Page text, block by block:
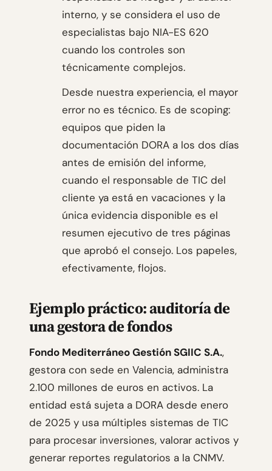
interno, y se considera el uso de
especialistas bajo NIA-ES 620
cuando los controles son
técnicamente complejos.
Desde nuestra experiencia, el mayor
error no es técnico. Es de scoping:
equipos que piden la
documentación DORA a los dos días
antes de emisión del informe,
cuando el responsable de TIC del
cliente ya está en vacaciones y la
única evidencia disponible es el
resumen ejecutivo de tres páginas
que aprobó el consejo. Los papeles,
efectivamente, flojos.
Ejemplo práctico: auditoría de
una gestora de fondos
Fondo Mediterráneo Gestión SGIIC S.A.,
gestora con sede en Valencia, administra
2.100 millones de euros en activos. La
entidad está sujeta a DORA desde enero
de 2025 y usa múltiples sistemas de TIC
para procesar inversiones, valorar activos y
generar reportes regulatorios a la CNMV.